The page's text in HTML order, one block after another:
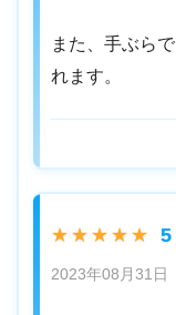
また、手ぶら
れます。
★★★★★ 5
2023年08月31日